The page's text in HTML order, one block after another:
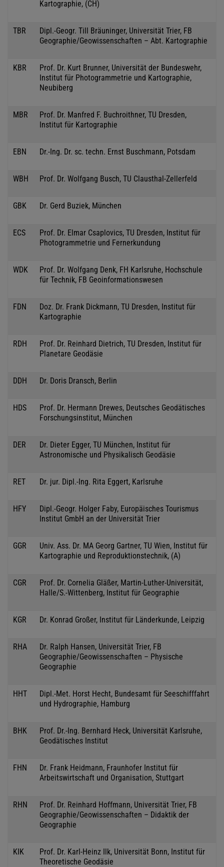
Kartographie, (CH)
TBR
Dipl.-Geogr. Till Bräuninger, Universität Trier, FB
Geographie/Geowissenschaften – Abt. Kartographie
KBR
Prof. Dr. Kurt Brunner, Universität der Bundeswehr,
Institut für Photogrammetrie und Kartographie,
Neubiberg
MBR
Prof. Dr. Manfred F. Buchroithner, TU Dresden,
Institut für Kartographie
EBN Dr.-Ing. Dr. sc. techn. Ernst Buschmann, Potsdam
WBH Prof. Dr. Wolfgang Busch, TU Clausthal-Zellerfeld
GBK Dr. Gerd Buziek, München
ECS
Prof. Dr. Elmar Csaplovics, TU Dresden, Institut für
Photogrammetrie und Fernerkundung
WDK
Prof. Dr. Wolfgang Denk, FH Karlsruhe, Hochschule
für Technik, FB Geoinformationswesen
FDN
Doz. Dr. Frank Dickmann, TU Dresden, Institut für
Kartographie
RDH
Prof. Dr. Reinhard Dietrich, TU Dresden, Institut für
Planetare Geodäsie
DDH Dr. Doris Dransch, Berlin
HDS
Prof. Dr. Hermann Drewes, Deutsches Geodätisches
Forschungsinstitut, München
DER
Dr. Dieter Egger, TU München, Institut für
Astronomische und Physikalisch Geodäsie
RET Dr. jur. Dipl.-Ing. Rita Eggert, Karlsruhe
HFY
Dipl.-Geogr. Holger Faby, Europäisches Tourismus
Institut GmbH an der Universität Trier
GGR
Univ. Ass. Dr. MA Georg Gartner, TU Wien, Institut für
Kartographie und Reproduktionstechnik, (A)
CGR
Prof. Dr. Cornelia Gläßer, Martin-Luther-Universität,
Halle/S.-Wittenberg, Institut für Geographie
KGR Dr. Konrad Großer, Institut für Länderkunde, Leipzig
RHA
Dr. Ralph Hansen, Universität Trier, FB
Geographie/Geowissenschaften – Physische
Geographie
HHT
Dipl.-Met. Horst Hecht, Bundesamt für Seeschifffahrt
und Hydrographie, Hamburg
BHK
Prof. Dr.-Ing. Bernhard Heck, Universität Karlsruhe,
Geodätisches Institut
FHN
Dr. Frank Heidmann, Fraunhofer Institut für
Arbeitswirtschaft und Organisation, Stuttgart
RHN
Prof. Dr. Reinhard Hoffmann, Universität Trier, FB
Geographie/Geowissenschaften – Didaktik der
Geographie
KIK
Prof. Dr. Karl-Heinz Ilk, Universität Bonn, Institut für
Theoretische Geodäsie